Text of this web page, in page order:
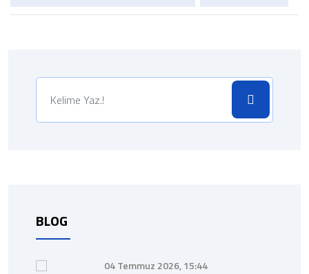
BLOG
04 Temmuz 2026, 15:44